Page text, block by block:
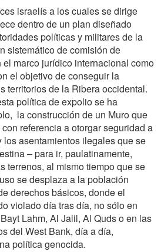
israelís a los cuales se dirige
dentro de un plan diseñado
políticas y militares de la
sistemático de comisión de
marco jurídico internacional como
el objetivo de conseguir la
territorios de la Ribera occidental.
política de expolio se ha
la construcción de un Muro que
referencia a otorgar seguridad a
los asentamientos ilegales que se
– para ir, paulatinamente,
terrenos, al mismo tiempo que se
se desplaza a la población
derechos básicos, donde el
violado día tras día, no sólo en
Lahm, Al Jalil, Al Quds o en las
del West Bank, día a día,
política genocida.